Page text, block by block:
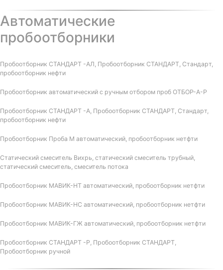
Автоматические
пробоотборники
Пробоотборник СТАНДАРТ -АЛ, Пробоотборник СТАНДАРТ, Стандарт,
пробоотборник нефти
Пробоотборник автоматический с ручным отбором проб ОТБОР-А-Р
Пробоотборник СТАНДАРТ -А, Пробоотборник СТАНДАРТ, Стандарт,
пробоотборник нефти
Пробоотборник Проба М автоматический, пробоотборник нетфти
Статический смеситель Вихрь, статический смеситель трубный,
статический смеситель, смеситель потока
Пробоотборник МАВИК-НТ автоматический, пробоотборник нетфти
Пробоотборник МАВИК-НС автоматический, пробоотборник нетфти
Пробоотборник МАВИК-ГЖ автоматический, пробоотборник нетфти
Пробоотборник СТАНДАРТ -Р, Пробоотборник СТАНДАРТ,
Пробоотборник ручной